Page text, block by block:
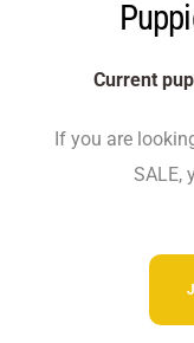
Current
If you are
SALE,